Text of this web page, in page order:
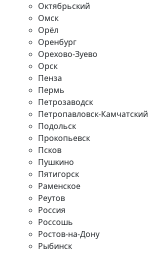
Октябрьский
Омск
Орёл
Оренбург
Орехово-Зуево
Орск
Пенза
Пермь
Петрозаводск
Петропавловск-Камчатский
Подольск
Прокопьевск
Псков
Пушкино
Пятигорск
Раменское
Реутов
Россия
Россошь
Ростов-на-Дону
Рыбинск